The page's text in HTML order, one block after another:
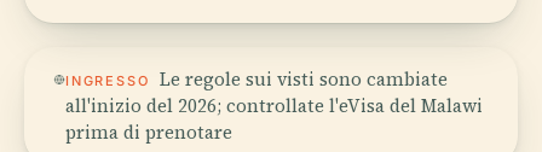
INGRESSO
Le regole sui visti sono cambiate
all'inizio del 2026; controllate l'eVisa del Malawi
prima di prenotare